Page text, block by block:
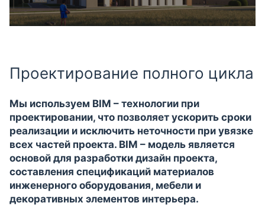
Проектирование полного цикла
Мы используем BIM – технологии при
проектировании, что позволяет ускорить сроки
реализации и исключить неточности при увязке
всех частей проекта. BIM – модель является
основой для разработки дизайн проекта,
составления спецификаций материалов
инженерного оборудования, мебели и
декоративных элементов интерьера.